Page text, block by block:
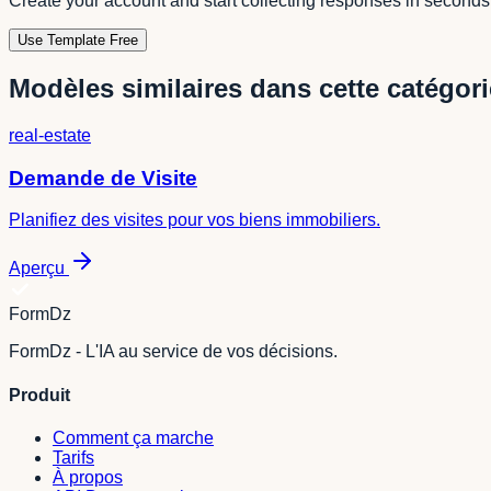
Use Template Free
Modèles similaires dans cette
real-estate
Demande de Visite
Planifiez des visites pour vos biens immobiliers.
Aperçu
FormDz
FormDz - L'IA au service de vos décisions.
Produit
Comment ça marche
Tarifs
À propos